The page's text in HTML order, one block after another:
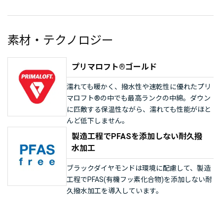
素材・テクノロジー
プリマロフト®ゴールド
濡れても暖かく、撥水性や速乾性に優れたプリ
マロフト®の中でも最高ランクの中綿。ダウン
に匹敵する保温性ながら、濡れても性能がほと
んど低下しません。
製造工程でPFASを添加しない耐久撥
水加工
ブラックダイヤモンドは環境に配慮して、製造
工程でPFAS(有機フッ素化合物)を添加しない耐
久撥水加工を導入しています。